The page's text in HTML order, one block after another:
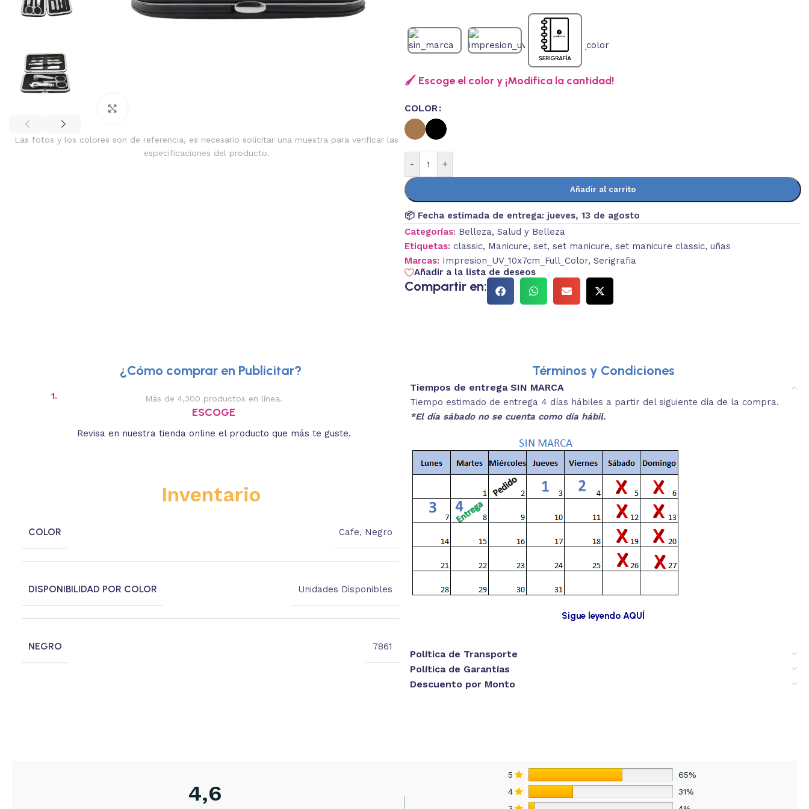
Las fotos y los colores son de referencia, es necesario solicitar una muestra para verificar las
especificaciones del producto.
🖌️ Escoge el color y ¡Modifica la cantidad!
COLOR
- +
Añadir al carrito
📦 Fecha estimada de entrega: jueves, 13 de agosto
Categorías: Belleza, Salud y Belleza
Etiquetas: classic, Manicure, set, set manicure, set manicure classic, uñas
Marcas: Impresion_UV_10x7cm_Full_Color, Serigrafia
Añadir a la lista de deseos
Compartir en:
¿Cómo comprar en Publicitar?
1. Más de 4,300 productos en línea.
ESCOGE
Revisa en nuestra tienda online el producto que más te guste.
Descripciones breves y medidas aproximadas.
REVISA
estás buscando.
3.
Inventario
COLOR Cafe, Negro
DISPONIBILIDAD POR COLOR Unidades Disponibles
NEGRO 7861
Términos y Condiciones
Tiempos de entrega SIN MARCA
Tiempo estimado de entrega 4 días hábiles a partir del siguiente día de la compra.
*El día sábado no se cuenta como día hábil.
Sigue leyendo AQUÍ
Política de Transporte
Política de Garantías
Descuento por Monto
4,6
5
65%
4
31%